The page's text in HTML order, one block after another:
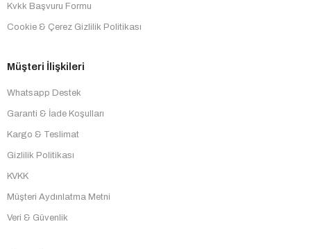
Kvkk Başvuru Formu
Cookie & Çerez Gizlilik Politikası
Müşteri İlişkileri
Whatsapp Destek
Garanti & İade Koşulları
Kargo & Teslimat
Gizlilik Politikası
KVKK
Müşteri Aydınlatma Metni
Veri & Güvenlik